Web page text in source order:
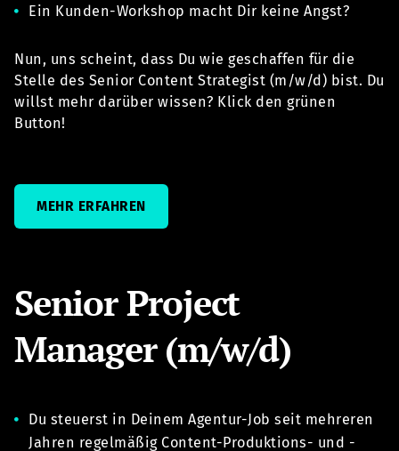
Ein Kunden-Workshop macht Dir keine Angst?
Nun, uns scheint, dass Du wie geschaffen für die
Stelle des Senior Content Strategist (m/w/d) bist. Du
willst mehr darüber wissen? Klick den grünen
Button!
MEHR ERFAHREN
Senior Project
Manager (m/w/d)
Du steuerst in Deinem Agentur-Job seit mehreren
Jahren regelmäßig Content-Produktions- und -